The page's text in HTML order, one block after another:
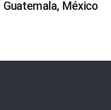
México